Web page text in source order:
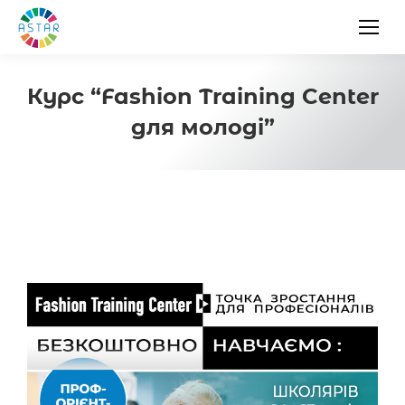
Курс “Fashion Training Center
для молоді”